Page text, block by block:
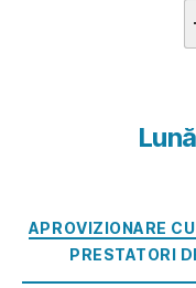
APROVIZIONARE
PRESTATORI